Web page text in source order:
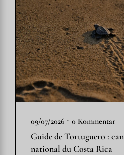
09/07/2026 • 0 Kommentar
Guide de Tortuguero :
national du Costa Rica